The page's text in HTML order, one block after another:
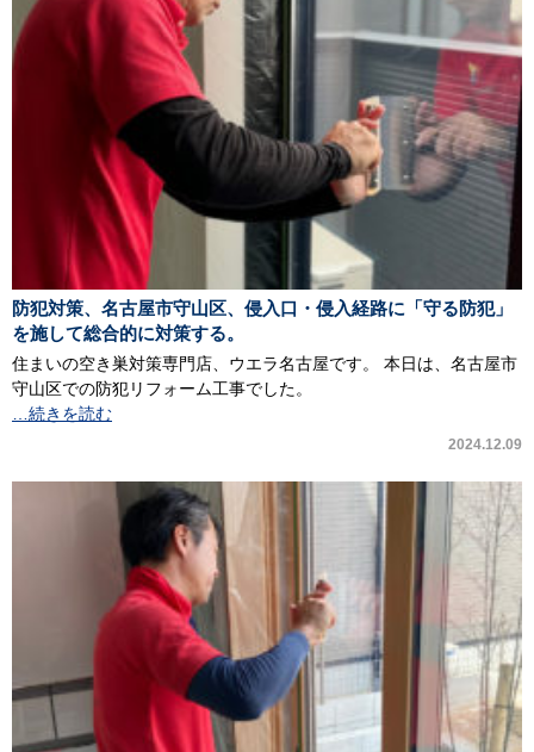
防犯対策、名古屋市守山区、侵入口・侵入経路に「守る防犯」
を施して総合的に対策する。
住まいの空き巣対策専門店、ウエラ名古屋です。 本日は、名古屋市
守山区での防犯リフォーム工事でした。
…続きを読む
2024.12.09